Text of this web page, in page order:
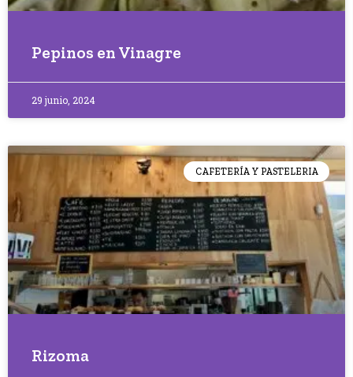
Pepinos en Vinagre
29 junio, 2024
CAFETERÍA Y PASTELERIA
Rizoma